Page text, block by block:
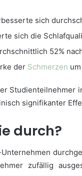
sich
sich die
52%
der Schmerzen
signifikanter
durch?
zufällig